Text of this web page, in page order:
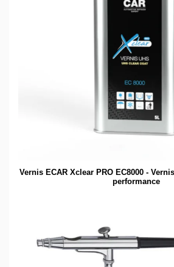
Vernis ECAR Xclear PRO EC8000 -
performance